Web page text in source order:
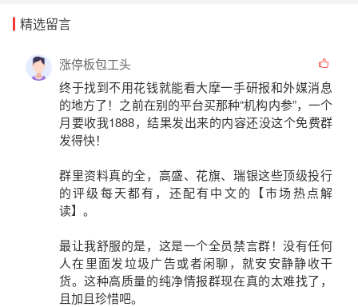
精选留言
涨停板包工头
终于找到不用花钱就能看大摩一手研报和外媒消息
的地方了！之前在别的平台买那种“机构内参”，一个
月要收我1888，结果发出来的内容还没这个免费群
发得快！
群里资料真的全，高盛、花旗、瑞银这些顶级投行
的评级每天都有，还配有中文的
【市场热点解
读】 。
最让我舒服的是，这是一个全员禁言群！没有任何
人在里面发垃圾广告或者闲聊，就安安静静收干
货。这种高质量的纯净情报群现在真的太难找了，
且加且珍惜吧。